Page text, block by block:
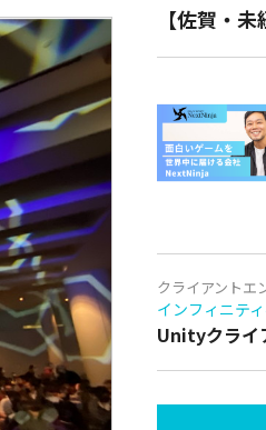
【佐賀・
クライアントエ
インフィニテ
Unityクライ